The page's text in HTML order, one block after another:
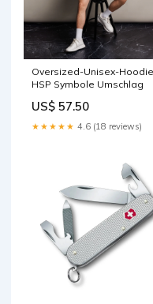
Oversized-Unisex-Hoodie
HSP Symbole Umschlag
US$ 57.50
★★★★★ 4.6 (18 reviews)